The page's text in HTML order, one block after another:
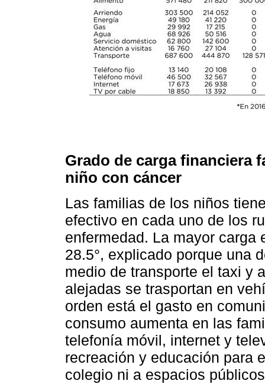
Grado de carga financiera
niño con cáncer
Las familias de los niños
efectivo en cada uno de los
enfermedad. La mayor carga
28.5°, explicado porque una
medio de transporte el taxi y
alejadas se trasportan en
orden está el gasto en
consumo aumenta en las
telefonía móvil, internet y
recreación y educación para
colegio ni a espacios